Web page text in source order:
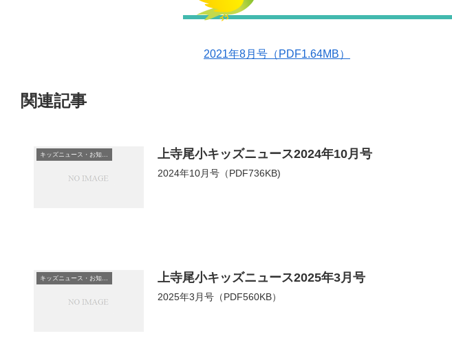
2021年8月号（PDF1.64MB）
関連記事
キッズニュース・お知らせ 上寺尾小キッズニュース2024年10月号
2024年10月号（PDF736KB)
キッズニュース・お知らせ 上寺尾小キッズニュース2025年3月号
2025年3月号（PDF560KB）